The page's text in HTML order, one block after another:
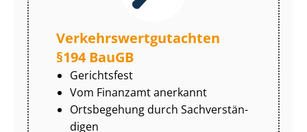
Ver­kehrs­wert­gut­ach­ten
§194 BauGB
Gerichtsfest
Vom Finanzamt anerkannt
Ortsbegehung durch Sach­ver­stän­
di­gen